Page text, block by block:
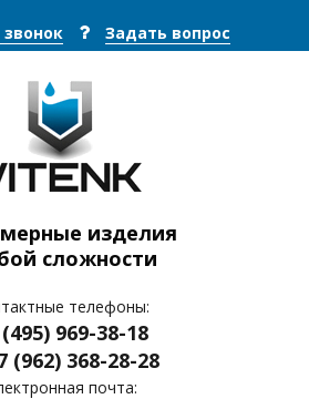
Задать вопрос
изделия
сложности
телефоны:
969-38-18
(962) 368-28-28
почта: